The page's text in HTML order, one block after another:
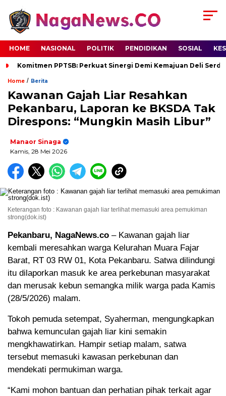
HOME NASIONAL POLITIK PENDIDIKAN SOSIAL
Komitmen PPTSB: Perkuat Sinergi Demi Kemajuan Deli
Home / Berita
Kawanan Gajah Liar Resahkan
Pekanbaru, Laporan ke BKSDA Tak
Direspons: “Mungkin Masih Libur”
Manaor Sinaga
Kamis, 28 Mei 2026
Keterangan foto : Kawanan gajah liar terlihat memasuki area pemukiman
strong(dok.ist)
Pekanbaru, NagaNews.co – Kawanan gajah liar
kembali meresahkan warga Kelurahan Muara Fajar
Barat, RT 03 RW 01, Kota Pekanbaru. Satwa dilindungi
itu dilaporkan masuk ke area perkebunan masyarakat
dan merusak kebun semangka milik warga pada Kamis
(28/5/2026) malam.
Tokoh pemuda setempat, Syaherman, mengungkapkan
bahwa kemunculan gajah liar kini semakin
mengkhawatirkan. Hampir setiap malam, satwa
tersebut memasuki kawasan perkebunan dan
mendekati permukiman warga.
“Kami mohon bantuan dan perhatian pihak terkait agar